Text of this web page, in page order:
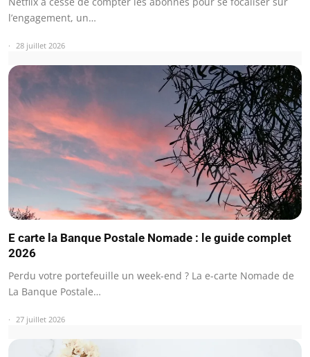
l’engagement, un…
28 juillet 2026
E carte la Banque Postale Nomade : le guide complet
2026
Perdu votre portefeuille un week-end ? La e-carte Nomade de
La Banque Postale…
27 juillet 2026